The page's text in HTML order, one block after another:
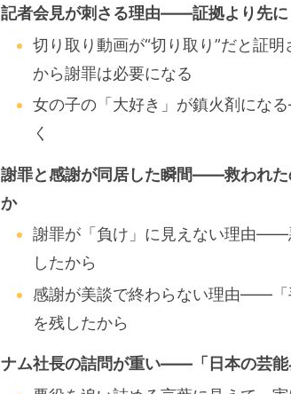
記者会見が刺さる理由――証拠より先
切り取り動画が“切り取り”だと証
から謝罪は必要になる
女の子の「大好き」が鎮火剤にな
く
謝罪と感謝が同居した瞬間――救われた
か
謝罪が「負け」に見えない理由――
したから
感謝が美談で終わらない理由――「
を残したから
ナム社長の詰問が重い――「日本の芸能